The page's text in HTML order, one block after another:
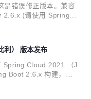
错误修正版本。兼容
(请使用 Spring C
<depend
artif
利） 版本发布
Spring Cloud 2021 （J
Boot 2.6.x 构建，不